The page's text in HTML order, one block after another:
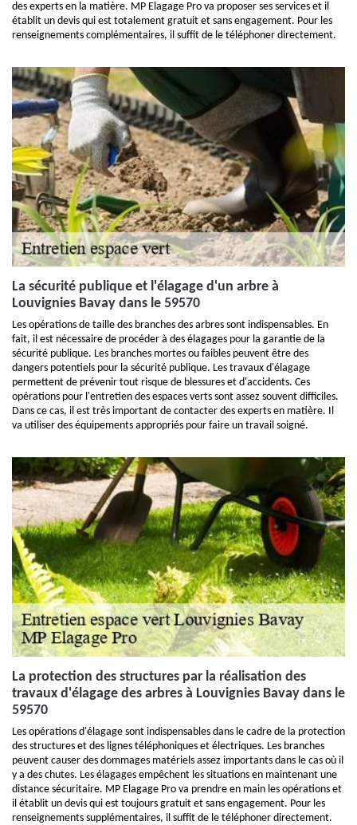
des experts en la matière. MP Elagage Pro va proposer ses services et il
établit un devis qui est totalement gratuit et sans engagement. Pour les
renseignements complémentaires, il suffit de le téléphoner directement.
La sécurité publique et l'élagage d'un arbre à
Louvignies Bavay dans le 59570
Les opérations de taille des branches des arbres sont indispensables. En
fait, il est nécessaire de procéder à des élagages pour la garantie de la
sécurité publique. Les branches mortes ou faibles peuvent être des
dangers potentiels pour la sécurité publique. Les travaux d'élagage
permettent de prévenir tout risque de blessures et d'accidents. Ces
opérations pour l'entretien des espaces verts sont assez souvent difficiles.
Dans ce cas, il est très important de contacter des experts en matière. Il
va utiliser des équipements appropriés pour faire un travail soigné.
La protection des structures par la réalisation des
travaux d'élagage des arbres à Louvignies Bavay dans le
59570
Les opérations d'élagage sont indispensables dans le cadre de la protection
des structures et des lignes téléphoniques et électriques. Les branches
peuvent causer des dommages matériels assez importants dans le cas où il
y a des chutes. Les élagages empêchent les situations en maintenant une
distance sécuritaire. MP Elagage Pro va prendre en main les opérations et
il établit un devis qui est toujours gratuit et sans engagement. Pour les
renseignements supplémentaires, il suffit de le téléphoner directement.